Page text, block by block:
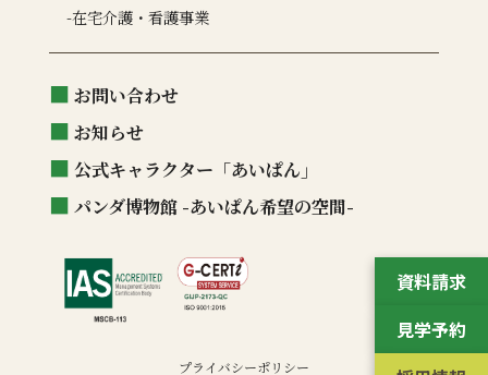
資料請求
見学予約
在宅介護・看護事業
お問い合わせ
お知らせ
公式キャラクター「あいぱん」
パンダ博物館 -あいぱん希望の空間-
プライバシーポリシー